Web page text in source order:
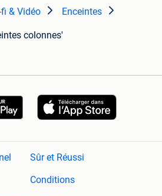
fi & Vidéo Enceintes
colonnes'
Sûr et Réussi
Conditions